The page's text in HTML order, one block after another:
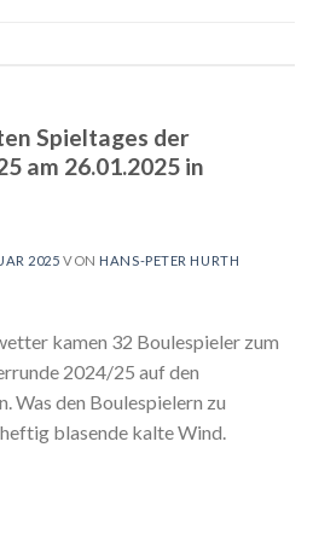
Spieltages der
am 26.01.2025 in
2025 VON HANS-PETER HURTH
kamen 32 Boulespieler zum
2024/25 auf den
Was den Boulespielern zu
blasende kalte Wind.